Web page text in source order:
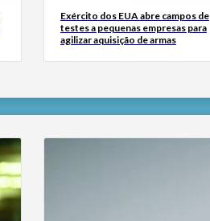
Exército dos EUA abre campos de
testes a pequenas empresas para
agilizar aquisição de armas